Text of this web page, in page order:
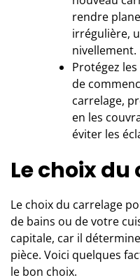
rendre
irrégulière,
nivellement.
Protégez
de
carrelage,
en les
éviter les
Le choix
Le choix du carrelage
de bains ou de votre
capitale, car il
pièce. Voici quelques
le bon choix.